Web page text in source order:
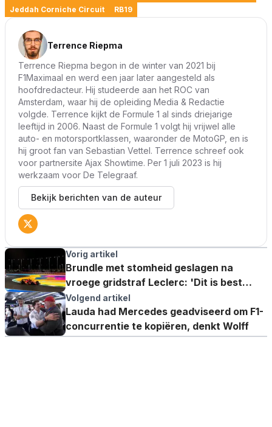
Jeddah Corniche Circuit
RB19
Terrence Riepma
Terrence Riepma begon in de winter van 2021 bij
F1Maximaal en werd een jaar later aangesteld als
hoofdredacteur. Hij studeerde aan het ROC van
Amsterdam, waar hij de opleiding Media & Redactie
volgde. Terrence kijkt de Formule 1 al sinds driejarige
leeftijd in 2006. Naast de Formule 1 volgt hij vrijwel alle
auto- en motorsportklassen, waaronder de MotoGP, en is
hij groot fan van Sebastian Vettel. Terrence schreef ook
voor partnersite Ajax Showtime. Per 1 juli 2023 is hij
werkzaam voor De Telegraaf.
Bekijk berichten van de auteur
Vorig artikel
Brundle met stomheid geslagen na
vroege gridstraf Leclerc: 'Dit is best
schokkend'
Volgend artikel
Lauda had Mercedes geadviseerd om F1-
concurrentie te kopiëren, denkt Wolff